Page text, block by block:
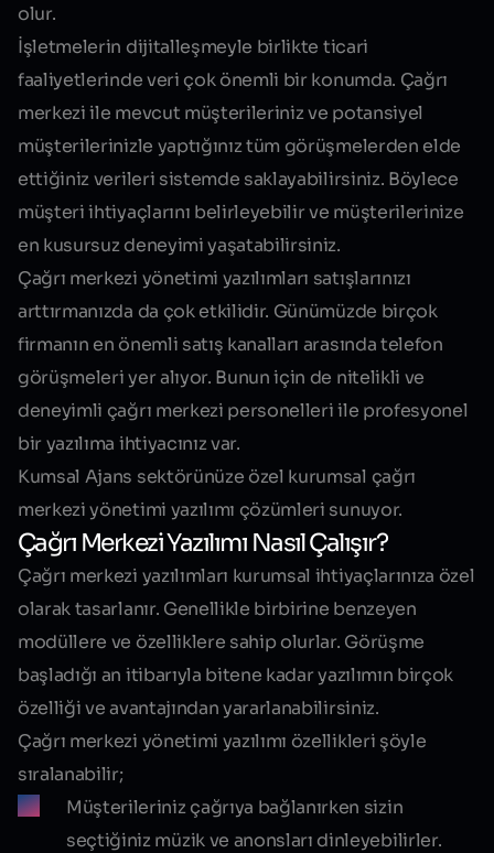
olur.
İşletmelerin dijitalleşmeyle birlikte ticari
faaliyetlerinde veri çok önemli bir konumda. Çağrı
merkezi ile mevcut müşterileriniz ve potansiyel
müşterilerinizle yaptığınız tüm görüşmelerden elde
ettiğiniz verileri sistemde saklayabilirsiniz. Böylece
müşteri ihtiyaçlarını belirleyebilir ve müşterilerinize
en kusursuz deneyimi yaşatabilirsiniz.
Çağrı merkezi yönetimi yazılımları satışlarınızı
arttırmanızda da çok etkilidir. Günümüzde birçok
firmanın en önemli satış kanalları arasında telefon
görüşmeleri yer alıyor. Bunun için de nitelikli ve
deneyimli çağrı merkezi personelleri ile profesyonel
bir yazılıma ihtiyacınız var.
Kumsal Ajans sektörünüze özel kurumsal çağrı
merkezi yönetimi yazılımı çözümleri sunuyor.
Çağrı Merkezi Yazılımı Nasıl Çalışır?
Çağrı merkezi yazılımları kurumsal ihtiyaçlarınıza özel
olarak tasarlanır. Genellikle birbirine benzeyen
modüllere ve özelliklere sahip olurlar. Görüşme
başladığı an itibarıyla bitene kadar yazılımın birçok
özelliği ve avantajından yararlanabilirsiniz.
Çağrı merkezi yönetimi yazılımı özellikleri şöyle
sıralanabilir;
Müşterileriniz çağrıya bağlanırken sizin
seçtiğiniz müzik ve anonsları dinleyebilirler.